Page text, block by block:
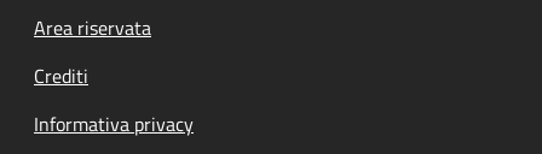
Footer menu
Area riservata
Crediti
Informativa privacy